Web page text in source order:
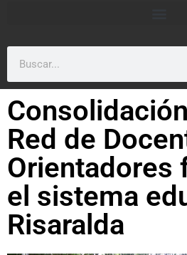
Red de
Orientadores
el sistema
Risaralda